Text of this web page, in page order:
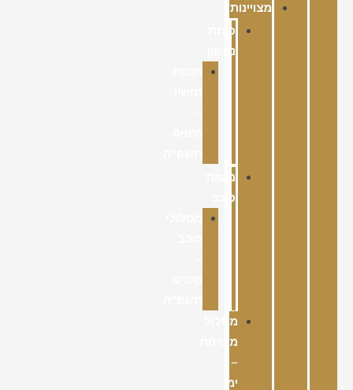
מצויינות
כיתת
נחשון
מגמת
כוכב
מסלול
מצוינות
–
ימי